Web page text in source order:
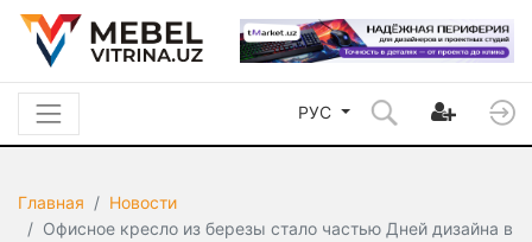
РУС
Главная
Новости
Офисное кресло из березы стало частью Дней дизайна в